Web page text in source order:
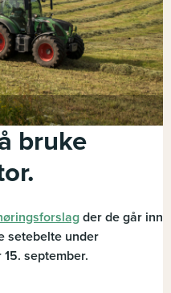
bruke
der de går inn
setebelte under
september.